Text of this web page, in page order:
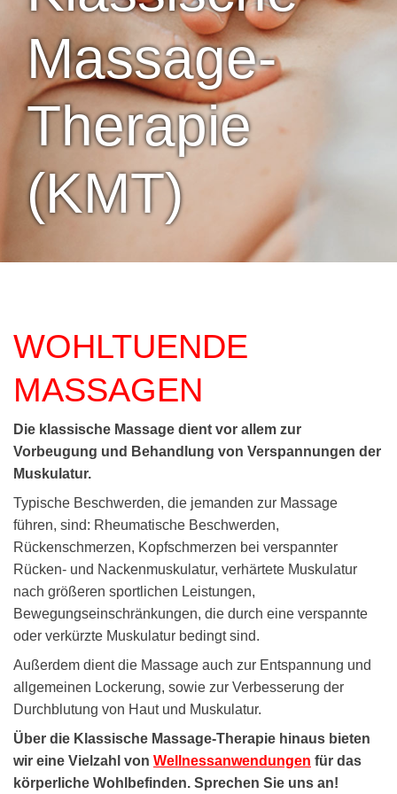
Massage-
Therapie
(KMT)
WOHLTUENDE
MASSAGEN
Die klassische Massage dient vor allem zur
Vorbeugung und Behandlung von Verspannungen der
Muskulatur.
Typische Beschwerden, die jemanden zur Massage
führen, sind: Rheumatische Beschwerden,
Rückenschmerzen, Kopfschmerzen bei verspannter
Rücken- und Nackenmuskulatur, verhärtete Muskulatur
nach größeren sportlichen Leistungen,
Bewegungseinschränkungen, die durch eine verspannte
oder verkürzte Muskulatur bedingt sind.
Außerdem dient die Massage auch zur Entspannung und
allgemeinen Lockerung, sowie zur Verbesserung der
Durchblutung von Haut und Muskulatur.
Über die Klassische Massage-Therapie hinaus bieten
wir eine Vielzahl von Wellnessanwendungen für das
körperliche Wohlbefinden. Sprechen Sie uns an!